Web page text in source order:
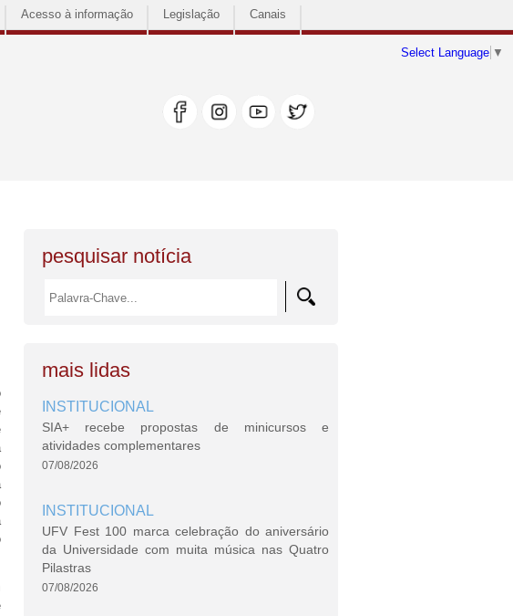
Acesso à informação Legislação Canais
Select Language ▼
pesquisar notícia
mais lidas
INSTITUCIONAL
SIA+ recebe propostas de minicursos e
atividades complementares
07/08/2026
INSTITUCIONAL
UFV Fest 100 marca celebração do aniversário
da Universidade com muita música nas Quatro
Pilastras
07/08/2026